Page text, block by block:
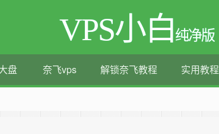
VPS小白纯净版
盘 奈飞vps 解锁奈飞教程 实用教程